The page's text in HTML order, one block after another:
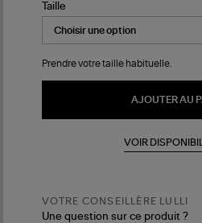
Taille
Prendre votre taille habituelle.
AJOUTER AU
VOIR
VOTRE CONSEILLÈRE LULLI
Une question sur ce produit ?